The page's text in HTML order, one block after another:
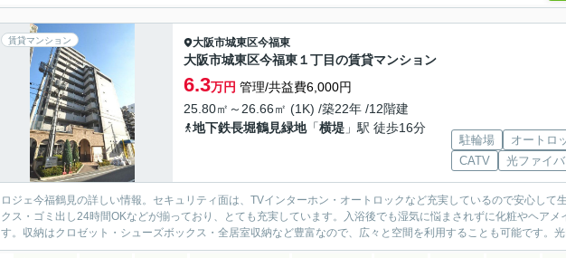
賃貸マンション 大阪市城東区今福東
大阪市城東区今福東１丁目の賃貸マンション
6.3万円 管理/共益費6,000円
25.80㎡～26.66㎡ (1K) /築22年 /12階建
地下鉄長堀鶴見緑地「横堤 」駅 徒歩16分
駐輪場 オートロ
CATV
光ファイ
ロジェ今福鶴見の詳しい情報。セキュリティ面は、TVインターホン・オートロックなど充実しているので安心して
クス・ゴミ出し24時間OKなどが揃っており、とても充実しています。入浴後でも湿気に悩まされずに化粧やヘアメ
す。収納はクロゼット・シューズボックス・全居室収納など豊富なので、広々と空間を利用することも可能です。